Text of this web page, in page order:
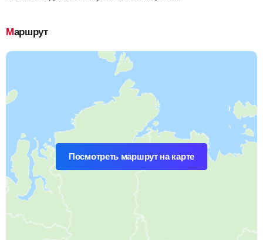
Маршрут
Посмотреть маршрут на карте